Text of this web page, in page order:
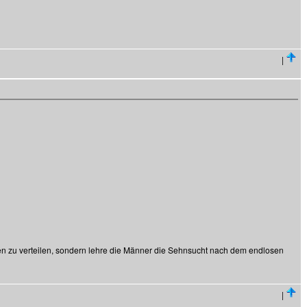
|
zu verteilen, sondern lehre die Männer die Sehnsucht nach dem endlosen
|